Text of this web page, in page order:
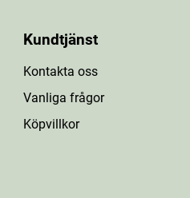
Kundtjänst
Kontakta oss
Vanliga frågor
Köpvillkor